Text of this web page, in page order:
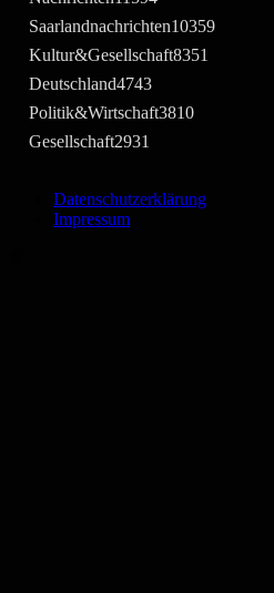
Saarlandnachrichten10359
Kultur&Gesellschaft8351
Deutschland4743
Politik&Wirtschaft3810
Gesellschaft2931
Datenschutzerklärung
Impressum